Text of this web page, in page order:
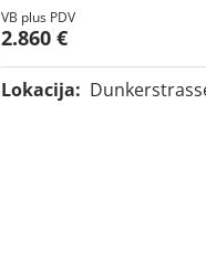
VB plus PDV
2.860 €
Lokacija: